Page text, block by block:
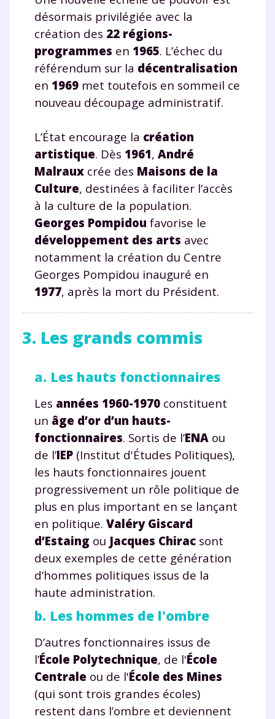
désormais privilégiée avec la
création des 22 régions-
programmes en 1965. L’échec du
référendum sur la décentralisation
en 1969 met toutefois en sommeil ce
nouveau découpage administratif.
L’État encourage la création
artistique. Dès 1961, André
Malraux crée des Maisons de la
Culture, destinées à faciliter l’accès
à la culture de la population.
Georges Pompidou favorise le
développement des arts avec
notamment la création du Centre
Georges Pompidou inauguré en
1977, après la mort du Président.
3. Les grands commis
a. Les hauts fonctionnaires
Les années 1960-1970 constituent
un âge d’or d’un hauts-
fonctionnaires. Sortis de l’ENA ou
de l’IEP (Institut d'Études Politiques),
les hauts fonctionnaires jouent
progressivement un rôle politique de
plus en plus important en se lançant
en politique. Valéry Giscard
d’Estaing ou Jacques Chirac sont
deux exemples de cette génération
d’hommes politiques issus de la
haute administration.
b. Les hommes de l'ombre
D’autres fonctionnaires issus de
l’École Polytechnique, de l'École
Centrale ou de l'École des Mines
(qui sont trois grandes écoles)
restent dans l’ombre et deviennent
Tout le programme scolaire du CP à
la Terminale
Des profs expérimentés disponibles
à la demande par tchat, audio ou
vidéo
TESTER GRATUITEMENT
* Votre code d'accès sera envoyé à cette adresse e-mail. En
renseignant votre e-mail, vous consentez à ce que vos
données à caractère personnel soient traitées par SEJER, sous
la marque myMaxicours, afin que SEJER puisse vous donner
accès au service de soutien scolaire pendant 24h. Pour en
savoir plus sur la gestion de vos données personnelles et
pour exercer vos droits, vous pouvez consulter notre
charte.
J’accepte de recevoir les actualités et des
communications de la part de
myMaxicours.
vous envoyer notre newsletter. Vous pourrez vous
en savoir plus sur la gestion de vos données
consulternotre charte.